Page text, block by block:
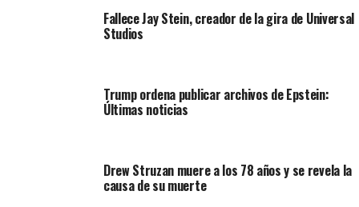
Fallece Jay Stein, creador de la gira de Universal
Studios
Trump ordena publicar archivos de Epstein:
Últimas noticias
Drew Struzan muere a los 78 años y se revela la
causa de su muerte